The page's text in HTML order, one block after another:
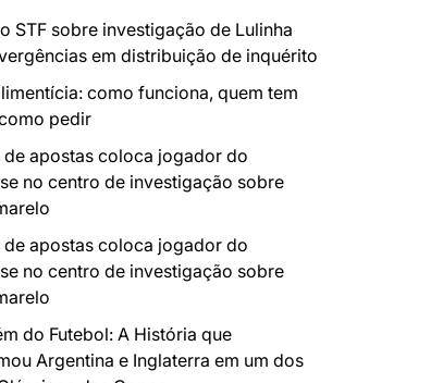
STF sobre investigação de Lulinha
em distribuição de inquérito
como funciona, quem tem
pedir
de apostas coloca jogador do
no centro de investigação sobre
de apostas coloca jogador do
no centro de investigação sobre
do Futebol: A História que
Argentina e Inglaterra em um dos